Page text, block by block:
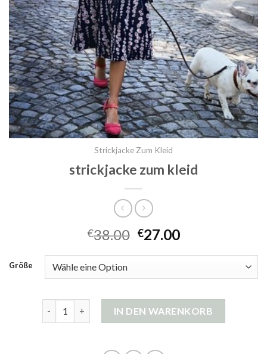
Strickjacke Zum Kleid
strickjacke zum kleid
€38.00 €27.00
Größe
IN DEN WARENKORB